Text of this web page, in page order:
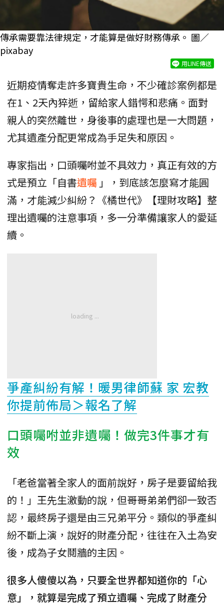
傳承需要靠法律規定，才能算是做好財務傳承。 圖／
pixabay
用LINE傳送
近期疫情奪走許多寶貴生命，不少確診案例都是
在1、2天內猝逝，留給家人錯愕和悲痛。面對
親人的突然離世，身後事的處理也是一大問題，
尤其遺產分配更常成為手足失和原因。
專家指出，口頭囑咐並不具效力，真正有效的方
式是預立「自書遺囑 」，到底該怎麼寫才能圓
滿，才能減少糾紛？《橘世代》【理財攻略】整
理出遺囑的注意事項，多一分準備讓家人的愛延
續。
爭產糾紛有解！暖男律師蘇 家 宏教
你提前佈局＞報名了解
口頭囑咐並非遺囑！做完3件事才有
效
「老爸當著全家人的面前說好，房子是要留給我
的！」王先生激動的說，但哥哥弟弟們卻一致否
認，最終房子還是由三兄弟平分。類似的爭產糾
紛不斷上演，說好的財產分配，往往在入土為安
後，成為子女鬩牆的主因。
很多人傻傻以為，只要全世界都知道你的「心
意」，就算是完成了預立遺囑、完成了財產分